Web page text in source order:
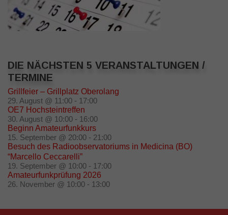
DIE NÄCHSTEN 5 VERANSTALTUNGEN /
TERMINE
Grillfeier – Grillplatz Oberolang
29. August @ 11:00 - 17:00
OE7 Hochsteintreffen
30. August @ 10:00 - 16:00
Beginn Amateurfunkkurs
15. September @ 20:00 - 21:00
Besuch des Radioobservatoriums in Medicina (BO)
“Marcello Ceccarelli”
19. September @ 10:00 - 17:00
Amateurfunkprüfung 2026
26. November @ 10:00 - 13:00